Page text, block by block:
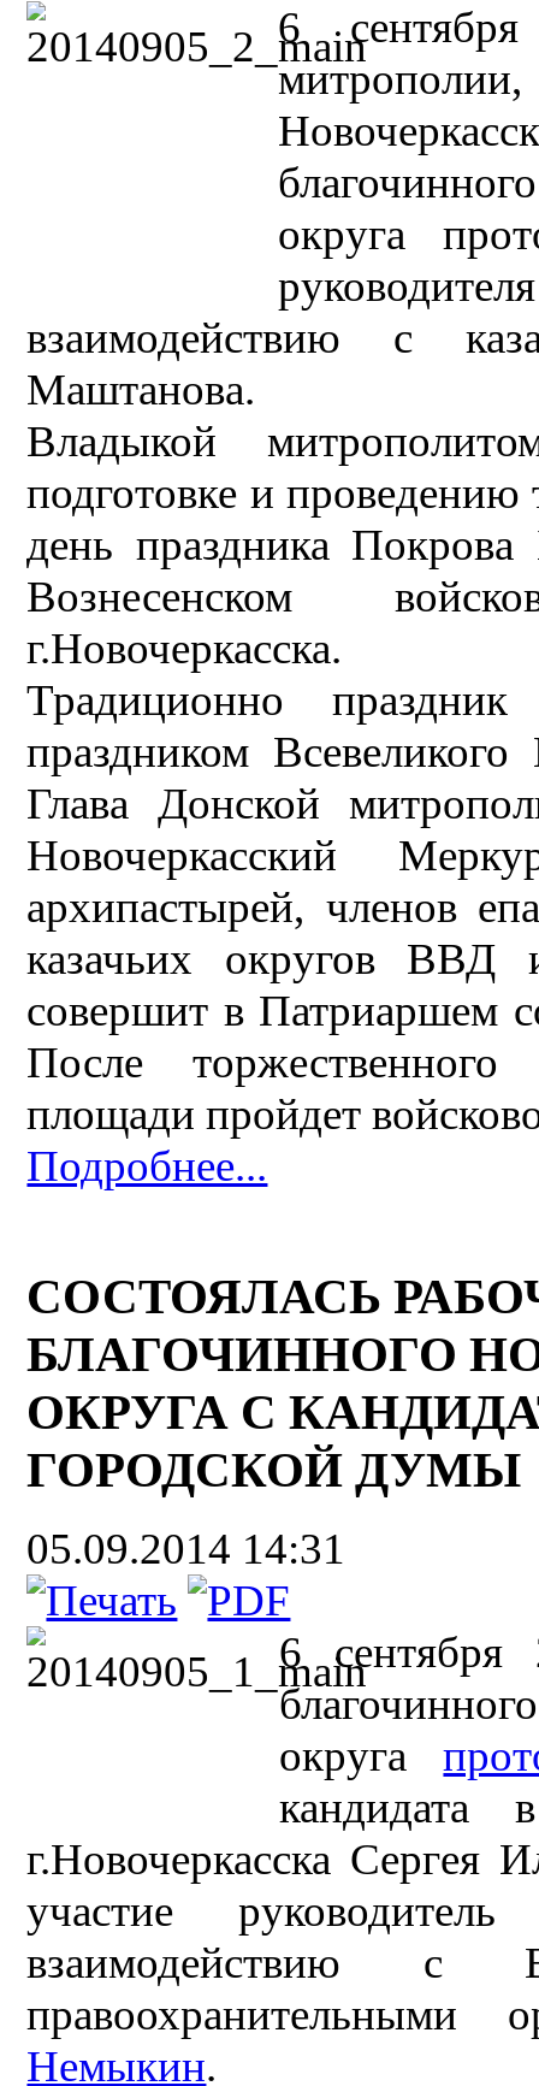
6
округа
взаимодействию с
Маштанова.
Владыкой
подготовке и проведению
день праздника
Вознесенском
г.Новочеркасска.
Традиционно
праздником
Глава Донской
Новочеркасский
архипастырей, членов
казачьих округов ВВД и
совершит в Патриаршем
После
площади пройдет
Подробнее...
СОСТОЯЛАСЬ
БЛАГОЧИННОГО
ОКРУГА С
ГОРОДСКОЙ ДУМЫ
05.09.2014 14:31
6 сентября
округа
кандидата
г.Новочеркасска Сергея
участие
взаимодействию с
правоохранительными
Немыкин.